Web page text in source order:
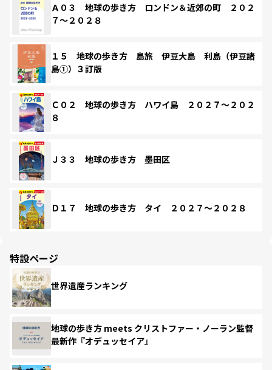
Ａ０３ 地球の歩き方 ロンドン＆近郊の町 ２０２
７～２０２８
１５ 地球の歩き方 島旅 伊豆大島 利島（伊豆諸
島①）３訂版
Ｃ０２ 地球の歩き方 ハワイ島 ２０２７～２０２
８
Ｊ３３ 地球の歩き方 墨田区
Ｄ１７ 地球の歩き方 タイ ２０２７～２０２８
特設ページ
世界遺産ランキング
地球の歩き方 meets クリストファー・ノーラン監督
最新作『オデュッセイア』